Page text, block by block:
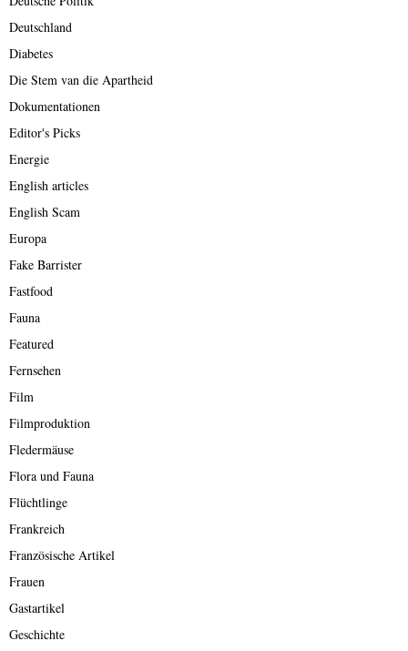
Deutschland
Diabetes
Die Stem van die Apartheid
Dokumentationen
Editor's Picks
Energie
English articles
English Scam
Europa
Fake Barrister
Fastfood
Fauna
Featured
Fernsehen
Film
Filmproduktion
Fledermäuse
Flora und Fauna
Flüchtlinge
Frankreich
Französische Artikel
Frauen
Gastartikel
Geschichte